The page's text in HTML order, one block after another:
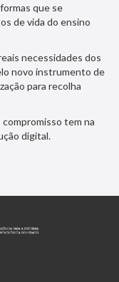
que se
de vida do ensino
necessidades dos
novo instrumento de
para recolha
tem na
digital.